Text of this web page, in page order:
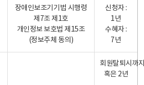
장애인보조기기법 시행령
제7조 제1호
개인정보 보호법 제15조
(정보주체 동의)
신청자 :
1년
수혜자 :
7년
회원탈퇴시까
혹은 2년